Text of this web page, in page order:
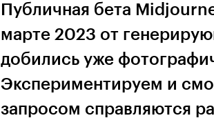
Публичная бета
марте 2023 от
добились уже
Экспериментируем и
запросом справляются